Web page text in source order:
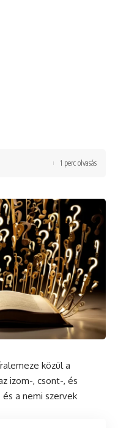
1 perc olvasás
közül a
izom-, csont-, és
a nemi szervek